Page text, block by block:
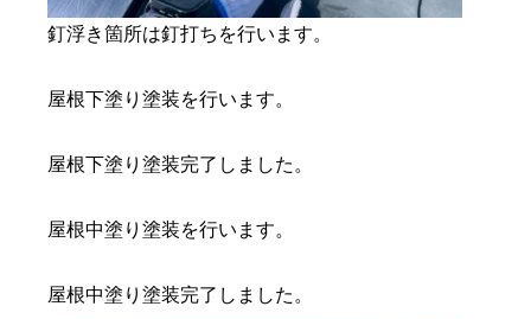
釘浮き箇所は釘打ちを行います。
屋根下塗り塗装を行います。
屋根下塗り塗装完了しました。
屋根中塗り塗装を行います。
屋根中塗り塗装完了しました。